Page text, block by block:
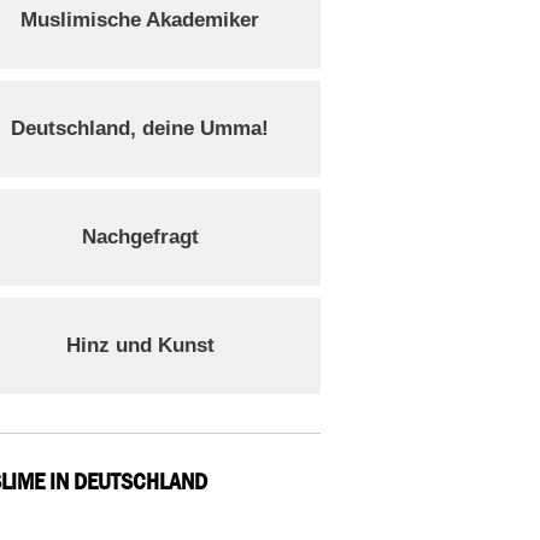
Muslimische Akademiker
Deutschland, deine Umma!
Nachgefragt
Hinz und Kunst
IN DEUTSCHLAND